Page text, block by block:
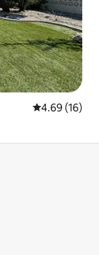
Calificación
4.69 (16)